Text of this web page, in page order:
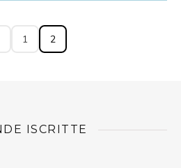
1 2
ISCRITTE